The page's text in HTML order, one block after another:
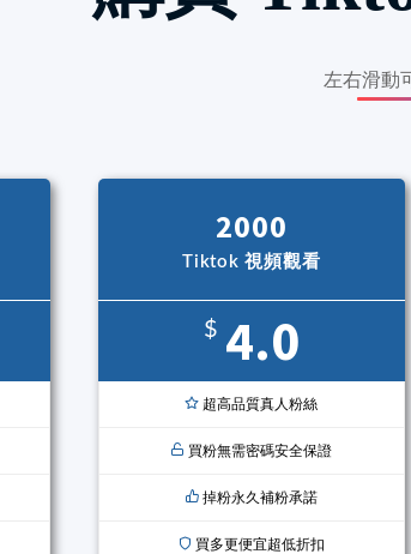
左右滑動
2000
Tiktok 視頻觀看
$ 4.0
超高品質真人粉絲
買粉無需密碼安全保證
掉粉永久補粉承諾
買多更便宜超低折扣